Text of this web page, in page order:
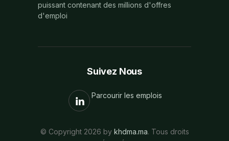
puissant contenant des millions d'offres
d'emploi
Suivez Nous
Parcourir les emplois
© Copyright 2026 by khdma.ma. Tous droits